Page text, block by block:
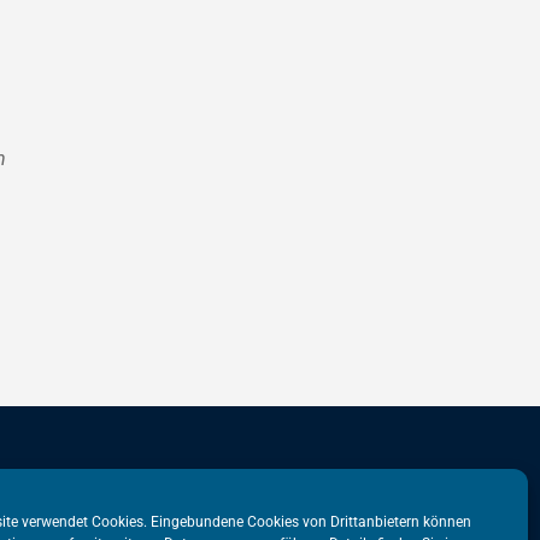
verwendet Cookies. Eingebundene Cookies von Drittanbietern können
VATM-Büro Brüssel